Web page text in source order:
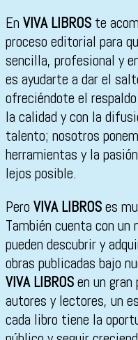
En VIVA LIBROS te
proceso editorial para
sencilla, profesional y
es ayudarte a dar el
ofreciéndote el
la calidad y con la
talento; nosotros
herramientas y la
lejos posible.
Pero VIVA LIBROSes
También cuenta con
pueden descubrir y
obras publicadas bajo
VIVA LIBROSen un
autores y lectores, un
cada libro tiene la